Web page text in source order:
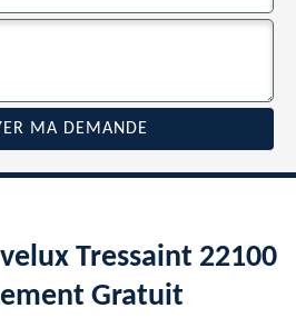
Tressaint 22100
Gratuit